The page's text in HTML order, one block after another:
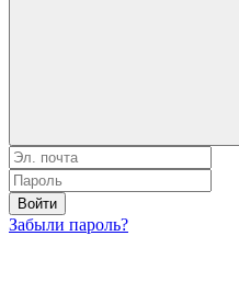
Войти
Забыли пароль?